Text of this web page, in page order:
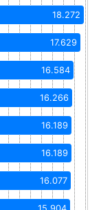
18.272
17.629
16.584
16.266
16.189
16.189
16.077